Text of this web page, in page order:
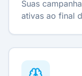
Suas
ativas ao final